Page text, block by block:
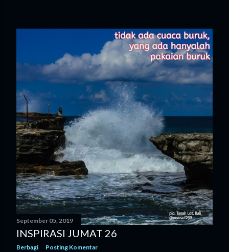
September 05, 2019
INSPIRASI JUMAT 26
Berbagi Posting Komentar